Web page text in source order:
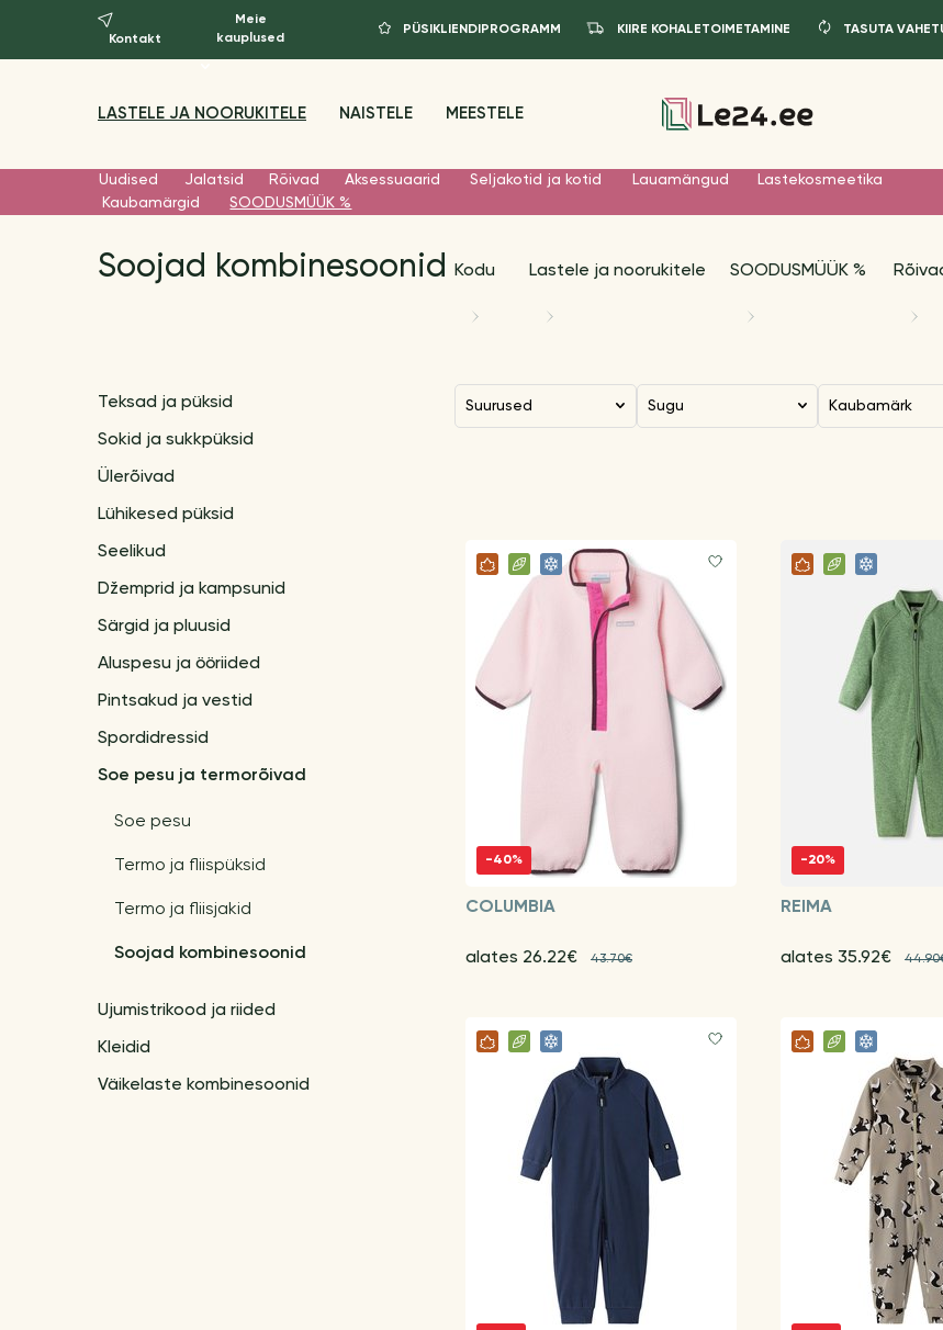
Kontakt
Meie
kauplused
PÜSIKLIENDIPROGRAMM KIIRE KOHALETOIMETAMINE TASUTA
LASTELE JA NOORUKITELE NAISTELE MEESTELE
Uudised Jalatsid Rõivad Aksessuaarid Seljakotid ja kotid Lauamängud
Lastekosmeetika
Kaubamärgid
SOODUSMÜÜK %
Soojad kombinesoonid Kodu Lastele ja noorukitele SOODUSMÜÜK %
Teksad ja püksid
Sokid ja sukkpüksid
Ülerõivad
Lühikesed püksid
Seelikud
Džemprid ja kampsunid
Särgid ja pluusid
Aluspesu ja ööriided
Pintsakud ja vestid
Spordidressid
Soe pesu ja termorõivad
Soe pesu
Termo ja fliispüksid
Termo ja fliisjakid
Soojad kombinesoonid
Ujumistrikood ja riided
Kleidid
Väikelaste kombinesoonid
Suurused Sugu Kaubamärk
-40%
COLUMBIA
alates 26.22€ 43.70€
-20%
REIMA
alates 35.92€